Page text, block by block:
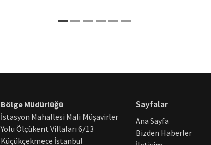
Bölge Müdürlüğü
İstasyon Mahallesi Mali Müşavirler
Yolu Ölçükent Villaları 6/13
Küçükçekmece İstanbul
Sayfalar
Ana Sayfa
Bizden Haberler